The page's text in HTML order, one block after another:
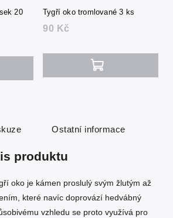
20
Tygří oko tromlované 3 ks
90 Kč
Ostatní informace
produktu
oko je kámen proslulý svým žlutým až
které navíc doprovází hedvábný
vzhledu se proto využívá pro